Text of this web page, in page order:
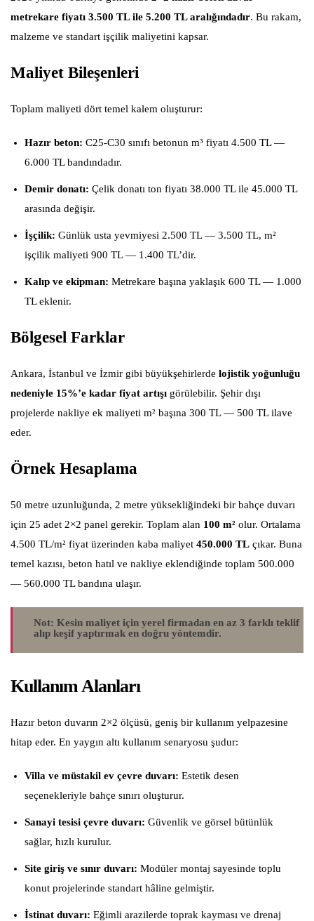
metrekare fiyatı 3.500 TL ile 5.200 TL aralığındadır. Bu rakam,
malzeme ve standart işçilik maliyetini kapsar.
Maliyet Bileşenleri
Toplam maliyeti dört temel kalem oluşturur:
Hazır beton: C25-C30 sınıfı betonun m³ fiyatı 4.500 TL —
6.000 TL bandındadır.
Demir donatı: Çelik donatı ton fiyatı 38.000 TL ile 45.000 TL
arasında değişir.
İşçilik: Günlük usta yevmiyesi 2.500 TL — 3.500 TL, m²
işçilik maliyeti 900 TL — 1.400 TL’dir.
Kalıp ve ekipman: Metrekare başına yaklaşık 600 TL — 1.000
TL eklenir.
Bölgesel Farklar
Ankara, İstanbul ve İzmir gibi büyükşehirlerde lojistik yoğunluğu
nedeniyle 15%’e kadar fiyat artışı görülebilir. Şehir dışı
projelerde nakliye ek maliyeti m² başına 300 TL — 500 TL ilave
eder.
Örnek Hesaplama
50 metre uzunluğunda, 2 metre yüksekliğindeki bir bahçe duvarı
için 25 adet 2×2 panel gerekir. Toplam alan 100 m² olur. Ortalama
4.500 TL/m² fiyat üzerinden kaba maliyet 450.000 TL çıkar. Buna
temel kazısı, beton hatıl ve nakliye eklendiğinde toplam 500.000
— 560.000 TL bandına ulaşır.
Not: Kesin maliyet için yerel firmadan en az 3 farklı teklif
alıp keşif yaptırmak en doğru yöntemdir.
Kullanım Alanları
Hazır beton duvarın 2×2 ölçüsü, geniş bir kullanım yelpazesine
hitap eder. En yaygın altı kullanım senaryosu şudur:
Villa ve müstakil ev çevre duvarı: Estetik desen
seçenekleriyle bahçe sınırı oluşturur.
Sanayi tesisi çevre duvarı: Güvenlik ve görsel bütünlük
sağlar, hızlı kurulur.
Site giriş ve sınır duvarı: Modüler montaj sayesinde toplu
konut projelerinde standart hâline gelmiştir.
İstinat duvarı: Eğimli arazilerde toprak kayması ve drenaj